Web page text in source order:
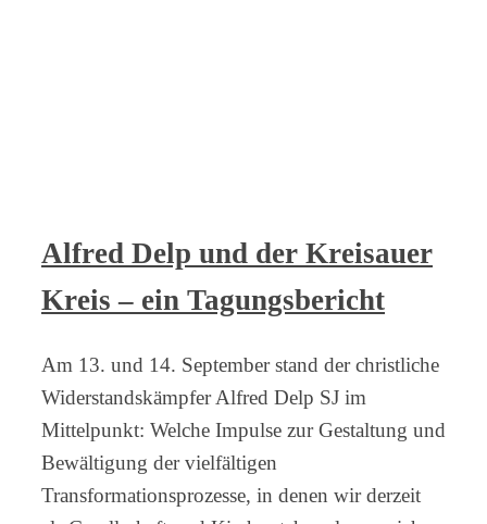
Alfred Delp und der Kreisauer
Kreis – ein Tagungsbericht
Am 13. und 14. September stand der christliche
Widerstandskämpfer Alfred Delp SJ im
Mittelpunkt: Welche Impulse zur Gestaltung und
Bewältigung der vielfältigen
Transformationsprozesse, in denen wir derzeit